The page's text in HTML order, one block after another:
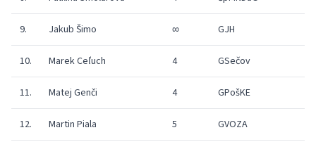
9. Jakub Šimo ∞ GJH
10. Marek Ceľuch 4 GSečov
11. Matej Genči 4 GPošKE
12. Martin Piala 5 GVOZA